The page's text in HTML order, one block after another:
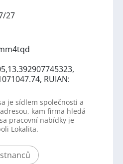
27
RUIAN:
je sídlem společnosti a
kam firma hledá
pracovní nabídky je
Lokalita.